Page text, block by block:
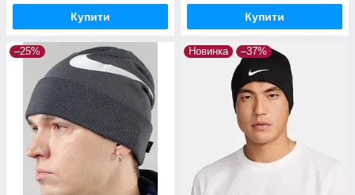
Купити Купити
–25% Новинка –37%